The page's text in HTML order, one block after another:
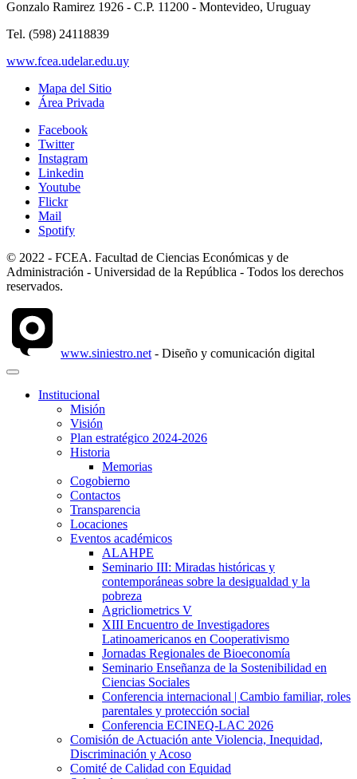
Gonzalo Ramirez 1926 - C.P. 11200 - Montevideo, Uruguay
Tel. (598) 24118839
www.fcea.udelar.edu.uy
Mapa del Sitio
Área Privada
Facebook
Twitter
Instagram
Linkedin
Youtube
Flickr
Mail
Spotify
© 2022 - FCEA. Facultad de Ciencias Económicas y de
Administración - Universidad de la República - Todos los derechos
reservados.
www.siniestro.net - Diseño y comunicación digital
Institucional
Misión
Visión
Plan estratégico 2024-2026
Historia
Memorias
Cogobierno
Contactos
Transparencia
Locaciones
Eventos académicos
ALAHPE
Seminario III: Miradas históricas y
contemporáneas sobre la desigualdad y la
pobreza
Agricliometrics V
XIII Encuentro de Investigadores
Latinoamericanos en Cooperativismo
Jornadas Regionales de Bioeconomía
Seminario Enseñanza de la Sostenibilidad en
Ciencias Sociales
Conferencia internacional | Cambio familiar, roles
parentales y protección social
Conferencia ECINEQ-LAC 2026
Comisión de Actuación ante Violencia, Inequidad,
Discriminación y Acoso
Comité de Calidad con Equidad